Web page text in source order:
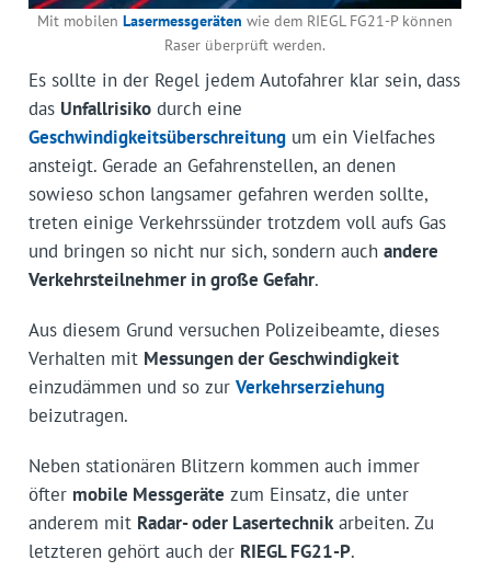
Mit mobilenLasermessgeräten wie dem RIEGL FG21-P können
Raser überprüft werden.
Es sollte in der Regel jedem Autofahrer klar sein, dass
das Unfallrisikodurch eine
Geschwindigkeitsüberschreitungum ein Vielfaches
ansteigt. Gerade an Gefahren­stellen, an denen
sowieso schon langsamer gefahren werden sollte,
treten einige Verkehrssünder trotzdem voll aufs Gas
und bringen so nicht nur sich, sondern auch andere
Verkehrsteilnehmer in große Gefahr.
Aus diesem Grund versuchen Polizei­beamte, dieses
Verhalten mit Messungen der Geschwindigkeit
einzudämmen und so zur Verkehrserziehung
beizutragen.
Neben stationären Blitzern kommen auch immer
öfter mobile Messgeräte zum Einsatz, die unter
anderem mit Radar- oder Lasertechnikarbeiten. Zu
letzteren gehört auch der RIEGL FG21-P.